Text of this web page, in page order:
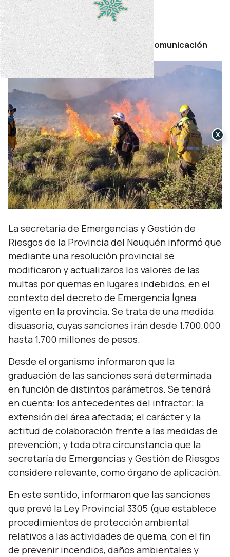
máximo de 100.000 litros.
miércoles 26 de noviembre de 2025
Por Secretaría de Prensa y Comunicación
La secretaría de Emergencias y Gestión de
Riesgos de la Provincia del Neuquén informó que
mediante una resolución provincial se
modificaron y actualizaros los valores de las
multas por quemas en lugares indebidos, en el
contexto del decreto de Emergencia Ígnea
vigente en la provincia. Se trata de una medida
disuasoria, cuyas sanciones irán desde 1.700.000
hasta 1.700 millones de pesos.
Desde el organismo informaron que la
graduación de las sanciones será determinada
en función de distintos parámetros. Se tendrá
en cuenta: los antecedentes del infractor; la
extensión del área afectada; el carácter y la
actitud de colaboración frente a las medidas de
prevención; y toda otra circunstancia que la
secretaría de Emergencias y Gestión de Riesgos
considere relevante, como órgano de aplicación.
En este sentido, informaron que las sanciones
que prevé la Ley Provincial 3305 (que establece
procedimientos de protección ambiental
relativos a las actividades de quema, con el fin
de prevenir incendios, daños ambientales y
X